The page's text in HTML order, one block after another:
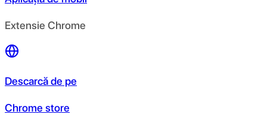
Extensie Chrome
Descarcă de pe
Chrome store